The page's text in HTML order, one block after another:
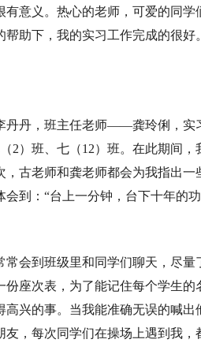
意义。热心的老师，可爱的同学
助下，我的实习工作完成的很好
丹丹，班主任老师——龚玲俐，
）班、七（12）班。在此期间，
老师和龚老师都会为我指出一
到：“台上一分钟，台下十年的功
会到班级里和同学们聊天，尽量
座次表，为了能记住每个学生的
兴的事。当我能准确无误的喊出
，每次同学们在操场上遇到我，